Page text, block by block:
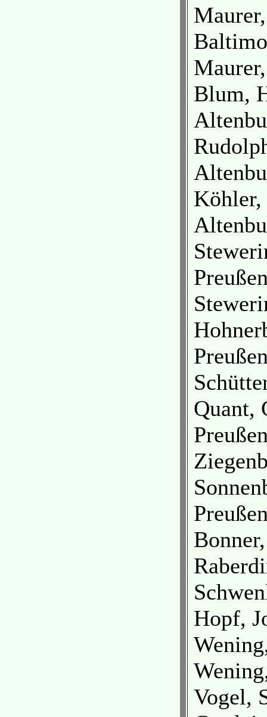
Blum,
Köhler,
Quant,
Hopf,
Vogel,